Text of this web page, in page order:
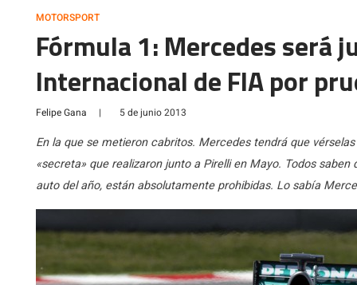
MOTORSPORT
Fórmula 1: Mercedes será
Internacional de FIA por
Felipe Gana | 5 de junio 2013
En la que se metieron cabritos. Mercedes tendrá que
«secreta» que realizaron junto a Pirelli en Mayo. Todos
auto del año, están absolutamente prohibidas. Lo sabía